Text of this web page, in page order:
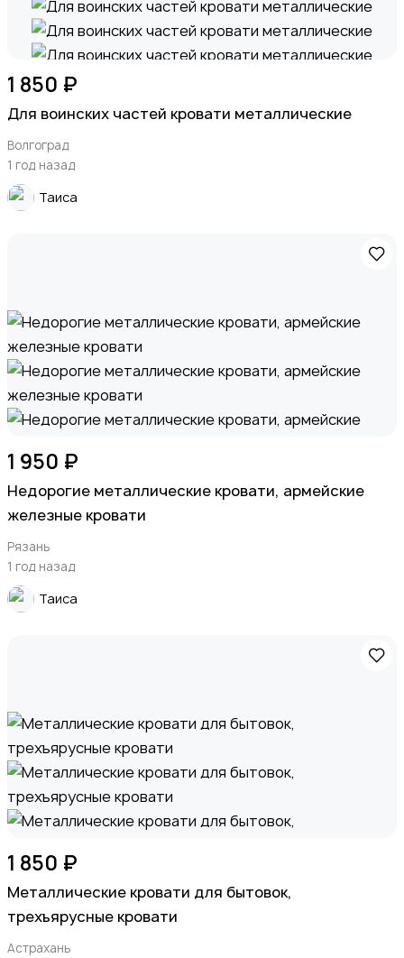
1 850 ₽
Для воинских частей кровати металлические
Волгоград
1 год назад
Таиса
1 950 ₽
Недорогие металлические кровати, армейские
железные кровати
Рязань
1 год назад
Таиса
1 850 ₽
Металлические кровати для бытовок,
трехъярусные кровати
Астрахань